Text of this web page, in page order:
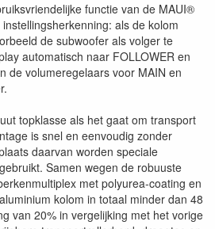
functie van de MAUI®
als de kolom
de subwoofer als volger te
automatisch naar FOLLOWER en
de volumeregelaars voor MAIN en
topklasse als het gaat om transport
is snel en eenvoudig zonder
daarvan worden speciale
Samen wegen de robuuste
met polyurea-coating en
kolom in totaal minder dan 48
van 20% in vergelijking met het vorige